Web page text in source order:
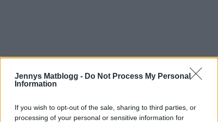
Jennys Matblogg - Do Not Process My Personal
Information
If you wish to opt-out of the sale, sharing to third parties, or
processing of your personal or sensitive information for